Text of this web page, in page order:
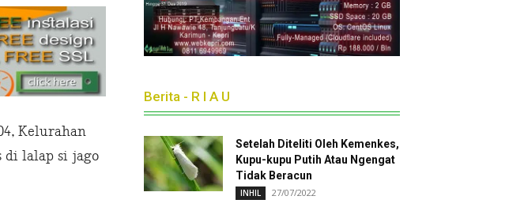
Kelurahan
lalap si jago
Berita - R I A U
Setelah Diteliti Oleh Kemenkes,
Kupu-kupu Putih Atau Ngengat
Tidak Beracun
INHIL 27/07/2022